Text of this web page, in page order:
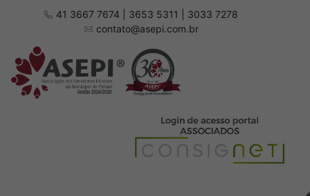
41 3667 7674 | 3653 5311 | 3033 7278
contato@asepi.com.br